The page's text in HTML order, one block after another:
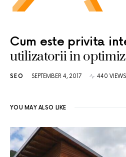
Cum este privita
utilizatorii in
SEO SEPTEMBER 4, 2017 440 VIEWS
YOU MAY ALSO LIKE